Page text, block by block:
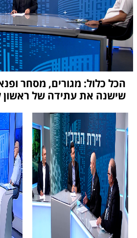
הכל כלול: מגורים, מסחר
שישנה את עתידה של ראשון